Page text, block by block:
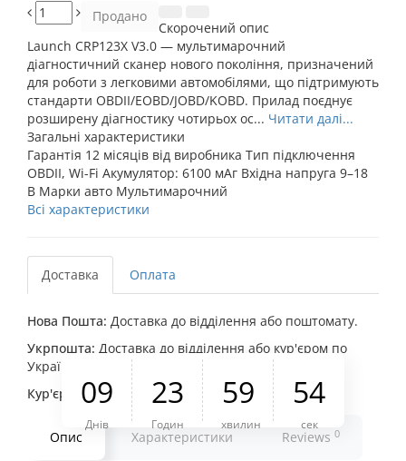
09
Днів
23
Годин
59
хвилин
54
сек
Продано
Скорочений опис
Launch CRP123X V3.0 — мультимарочний
діагностичний сканер нового покоління, призначений
для роботи з легковими автомобілями, що підтримують
стандарти OBDII/EOBD/JOBD/KOBD. Прилад поєднує
розширену діагностику чотирьох ос... Читати далі...
Загальні характеристики
Гарантія 12 місяців від виробника Тип підключення
OBDII, Wi-Fi Акумулятор: 6100 мАг Вхідна напруга 9–18
В Марки авто Мультимарочний
Всі характеристики
Доставка Оплата
Нова Пошта: Доставка до відділення або поштомату.
Укрпошта: Доставка до відділення або кур'єром по
Україні.
Кур'єр:
Доставка прямо додому по всій Україні.
Опис Характеристики Reviews 0